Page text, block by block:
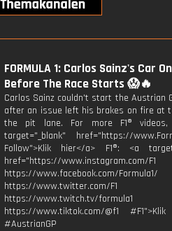
FORMULA 1: Carlos Sainz's Car
Before The Race Starts 😱🔥
Carlos Sainz couldn't start the Austrian
after an issue left his brakes on fire at
the pit lane. For more F1®
target="_blank" href="https://
Follow">Klik hier</a> F1®: <a
href="https://www.instagram.com/F1
https://www.facebook.com/Formula1/
https://www.twitter.com/F1
https://www.twitch.tv/formula1
https://www.tiktok.com/@f1
#AustrianGP